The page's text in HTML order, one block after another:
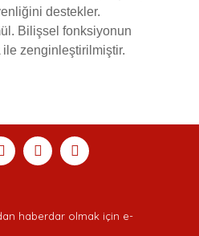
destekler.
Bilişsel fonksiyonun
zenginleştirilmiştir.
Yaz
Soru Sor
iletebilirsiniz.
teşekkür ederiz.
bilgiler bulunuyor.
Paylaş
haberdar olmak için e-